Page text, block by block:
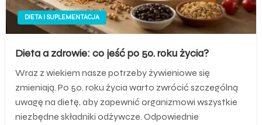
DIETA I SUPLEMENTACJA
Dieta a zdrowie: co jeść po 50. roku życia?
Wraz z wiekiem nasze potrzeby żywieniowe się
zmieniają. Po 50. roku życia warto zwrócić szczególną
uwagę na dietę, aby zapewnić organizmowi wszystkie
niezbędne składniki odżywcze. Odpowiednie